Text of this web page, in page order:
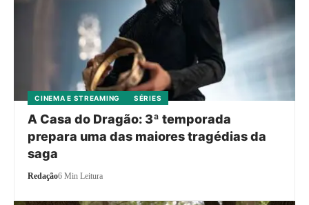
CINEMA E STREAMING SÉRIES
A Casa do Dragão: 3ª temporada
prepara uma das maiores tragédias da
saga
Redação6 Min Leitura